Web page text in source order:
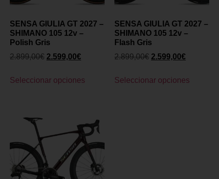
SENSA GIULIA GT 2027 –
SHIMANO 105 12v –
Polish Gris
2.899,00€ 2.599,00€
Seleccionar opciones
SENSA GIULIA GT 2027 –
SHIMANO 105 12v –
Flash Gris
2.899,00€ 2.599,00€
Seleccionar opciones